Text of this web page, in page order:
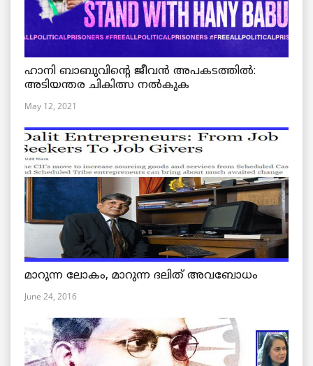
ഹാനി ബാബുവിന്റെ ജീവൻ അപകടത്തിൽ:
അടിയന്തര ചികിത്സ നൽകുക
May 12, 2021
മാറുന്ന ലോകം, മാറുന്ന ദലിത് അവബോധം
June 24, 2016